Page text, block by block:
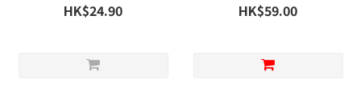
HK$24.90 HK$59.00